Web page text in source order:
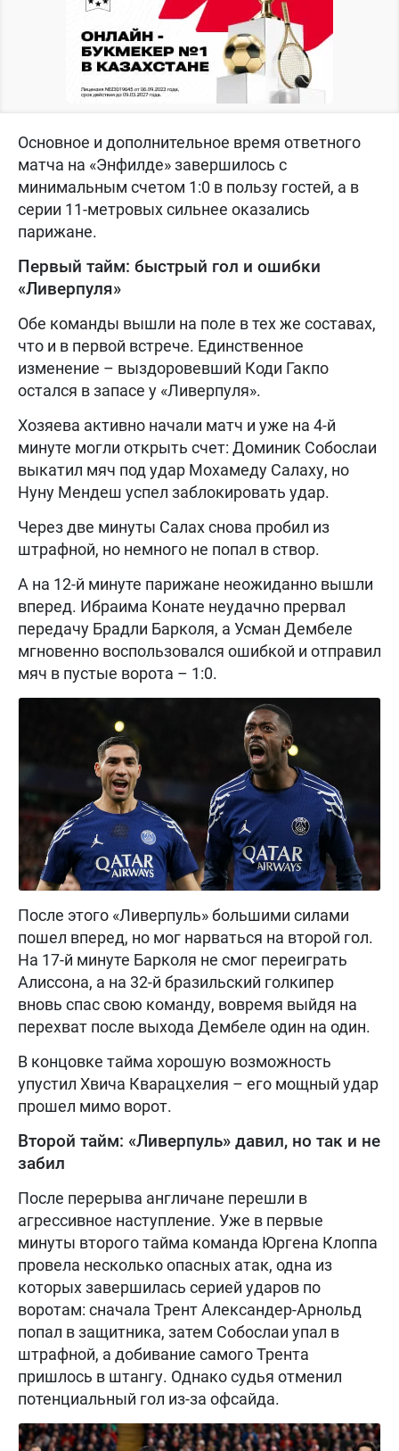
Основное и дополнительное время ответного
матча на «Энфилде» завершилось с
минимальным счетом 1:0 в пользу гостей, а в
серии 11-метровых сильнее оказались
парижане.
Первый тайм: быстрый гол и ошибки
«Ливерпуля»
Обе команды вышли на поле в тех же составах,
что и в первой встрече. Единственное
изменение – выздоровевший Коди Гакпо
остался в запасе у «Ливерпуля».
Хозяева активно начали матч и уже на 4-й
минуте могли открыть счет: Доминик Собослаи
выкатил мяч под удар Мохамеду Салаху, но
Нуну Мендеш успел заблокировать удар.
Через две минуты Салах снова пробил из
штрафной, но немного не попал в створ.
А на 12-й минуте парижане неожиданно вышли
вперед. Ибраима Конате неудачно прервал
передачу Брадли Барколя, а Усман Дембеле
мгновенно воспользовался ошибкой и отправил
мяч в пустые ворота – 1:0.
После этого «Ливерпуль» большими силами
пошел вперед, но мог нарваться на второй гол.
На 17-й минуте Барколя не смог переиграть
Алиссона, а на 32-й бразильский голкипер
вновь спас свою команду, вовремя выйдя на
перехват после выхода Дембеле один на один.
В концовке тайма хорошую возможность
упустил Хвича Кварацхелия – его мощный удар
прошел мимо ворот.
Второй тайм: «Ливерпуль» давил, но так и не
забил
После перерыва англичане перешли в
агрессивное наступление. Уже в первые
минуты второго тайма команда Юргена Клоппа
провела несколько опасных атак, одна из
которых завершилась серией ударов по
воротам: сначала Трент Александер-Арнольд
попал в защитника, затем Собослаи упал в
штрафной, а добивание самого Трента
пришлось в штангу. Однако судья отменил
потенциальный гол из-за офсайда.